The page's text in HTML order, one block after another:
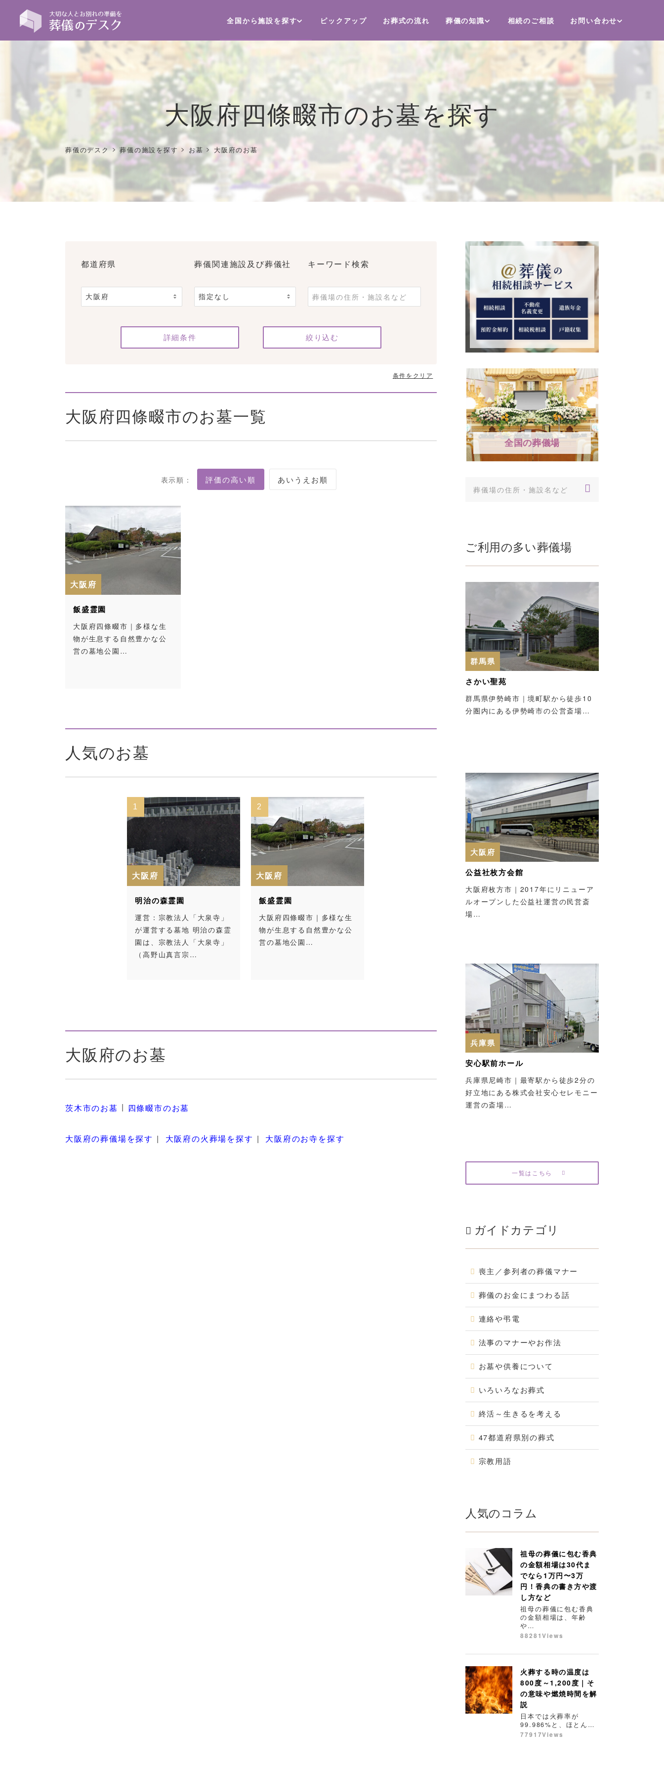
全国から施設を探す ピックアップ お葬式の流れ 葬儀の知識 相続のご相談 お問い合わせ
大阪府四條畷市のお墓を探す
葬儀のデスク>葬儀の施設を探す > お墓 > 大阪府のお墓
都道府県 葬儀関連施設及び葬儀社 キーワード検索
条件をクリア
詳細条件
大阪府四條畷市のお墓一覧
表示順：
大阪府
飯盛霊園
大阪府四條畷市｜多様な生
物が生息する自然豊かな公
営の墓地公園…
人気のお墓
1
大阪府
明治の森霊園
運営：宗教法人「大泉寺」
が運営する墓地 明治の森霊
園は、宗教法人「大泉寺」
（高野山真言宗…
2
大阪府
飯盛霊園
大阪府四條畷市｜多様な生
物が生息する自然豊かな公
営の墓地公園…
大阪府のお墓
茨木市のお墓 四條畷市のお墓
大阪府の葬儀場を探す 大阪府の火葬場を探す 大阪府のお寺を探す
全国の葬儀場
ご利用の多い葬儀場
群馬県
さかい聖苑
群馬県伊勢崎市｜境町駅から徒歩10
分圏内にある伊勢崎市の公営斎場…
大阪府
公益社枚方会館
大阪府枚方市｜2017年にリニューア
ルオープンした公益社運営の民営斎
場…
兵庫県
安心駅前ホール
兵庫県尼崎市｜最寄駅から徒歩2分の
好立地にある株式会社安心セレモニー
運営の斎場…
一覧はこちら
ガイドカテゴリ
喪主／参列者の葬儀マナー
葬儀のお金にまつわる話
連絡や弔電
法事のマナーやお作法
お墓や供養について
いろいろなお葬式
終活～生きるを考える
47都道府県別の葬式
宗教用語
人気のコラム
祖母の葬儀に包む香典
の金額相場は30代ま
でなら1万円〜3万
円！香典の書き方や渡
し方など
祖母の葬儀に包む香典
の金額相場は、年齢
や…
88281Views
火葬する時の温度は
800度～1,200度｜そ
の意味や燃焼時間を解
説
日本では火葬率が
99.986%と、ほとん…
77917Views